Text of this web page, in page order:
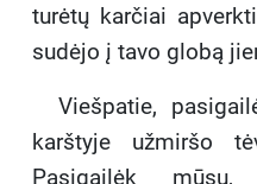
turėtų karčiai
sudėjo į tavo globą
Viešpatie,
karštyje užmiršo
Pasigailėk